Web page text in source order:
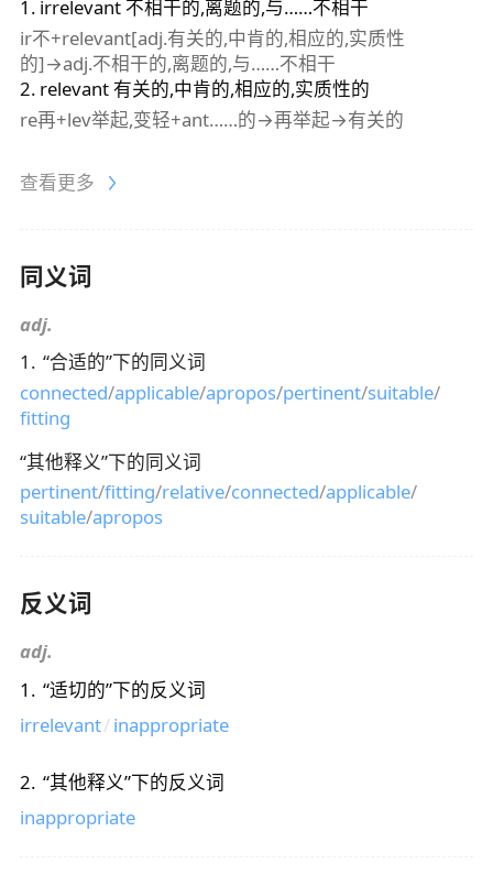
1 . irrelevant 不相干的,离题的,与……不相干
ir不+relevant[adj.有关的,中肯的,相应的,实质性
的]→adj.不相干的,离题的,与……不相干
2. relevant有关的,中肯的,相应的,实质性的
re再+lev举起,变轻+ant……的→再举起→有关的
查看更多
同义词
adj.
1 . “合适的”下的同义词
connected/applicable/apropos/pertinent/suitable/
fitting
“其他释义”下的同义词
pertinent/fitting/relative/connected/applicable/
suitable/apropos
反义词
adj.
1 . “适切的”下的反义词
irrelevant/inappropriate
2. “其他释义”下的反义词
inappropriate